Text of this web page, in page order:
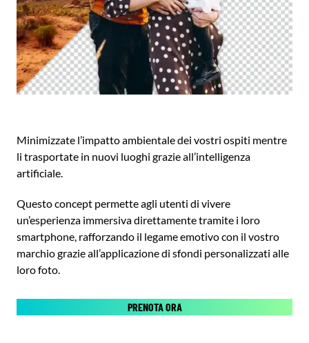
Minimizzate l’impatto ambientale dei vostri ospiti mentre
li trasportate in nuovi luoghi grazie all’intelligenza
artificiale.
Questo concept permette agli utenti di vivere
un’esperienza immersiva direttamente tramite i loro
smartphone, rafforzando il legame emotivo con il vostro
marchio grazie all’applicazione di sfondi personalizzati alle
loro foto.
PRENOTA ORA